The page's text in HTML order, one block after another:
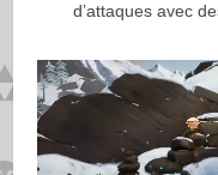
d’attaques avec